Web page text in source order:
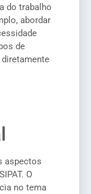
do trabalho
abordar
de
aspectos
O
no tema